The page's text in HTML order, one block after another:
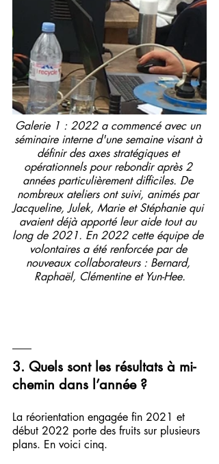
Galerie 1 : 2022 a commencé avec un
séminaire interne d'une semaine visant à
définir des axes stratégiques et
opérationnels pour rebondir après 2
années particulièrement difficiles. De
nombreux ateliers ont suivi, animés par
Jacqueline, Julek, Marie et Stéphanie qui
avaient déjà apporté leur aide tout au
long de 2021. En 2022 cette équipe de
volontaires a été renforcée par de
nouveaux collaborateurs : Bernard,
Raphaël, Clémentine et Yun-Hee.
3. Quels sont les résultats à mi-
chemin dans l’année ?
La réorientation engagée fin 2021 et
début 2022 porte des fruits sur plusieurs
plans. En voici cinq.